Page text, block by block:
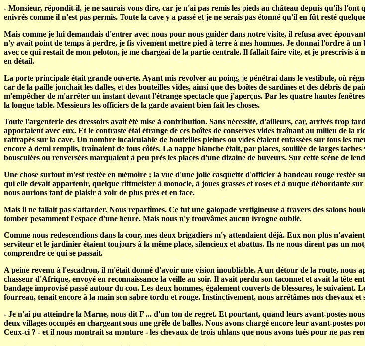
- Monsieur, répondit-il, je ne saurais vous dire, car je n'ai pas remis les pieds au château depuis qu'ils
enivrés comme il n'est pas permis. Toute la cave y a passé et je ne serais pas étonné qu'il en fût resté
Mais comme je lui demandais d'entrer avec nous pour nous guider dans notre visite, il refusa avec
n'y avait point de temps à perdre, je fis vivement mettre pied à terre à mes hommes. Je donnai l'ordre à
avec ce qui restait de mon peloton, je me chargeai de la partie centrale. Il fallait faire vite, et je prescrivis à
en détail.
La porte principale était grande ouverte. Ayant mis revolver au poing, je pénétrai dans le vestibule, où
car de la paille jonchait les dalles, et des bouteilles vides, ainsi que des boîtes de sardines et des débris de
m'empêcher de m'arrêter un instant devant l'étrange spectacle que j'aperçus. Par les quatre hautes
la longue table. Messieurs les officiers de la garde avaient bien fait les choses.
Toute l'argenterie des dressoirs avait été mise à contribution. Sans nécessité, d'ailleurs, car, arrivés trop
apportaient avec eux. Et le contraste étai étrange de ces boîtes de conserves vides traînant au milieu de la
rattrapés sur la cave. Un nombre incalculable de bouteilles pleines ou vides étaient entassées sur tous les
encore à demi remplis, traînaient de tous côtés. La nappe blanche était, par places, souillée de larges
bousculées ou renversées marquaient à peu près les places d'une dizaine de buveurs. Sur cette scène de
Une chose surtout m'est restée en mémoire : la vue d'une jolie casquette d'officier à bandeau rouge
qui elle devait appartenir, quelque rittmeister à monocle, à joues grasses et roses et à nuque débordante
nous aurions tant de plaisir à voir de plus près et en face.
Mais il ne fallait pas s'attarder. Nous repartîmes. Ce fut une galopade vertigineuse à travers des salons
tomber pesamment l'espace d'une heure. Mais nous n'y trouvâmes aucun ivrogne oublié.
Comme nous redescendions dans la cour, mes deux brigadiers m'y attendaient déjà. Eux non plus
serviteur et le jardinier étaient toujours à la même place, silencieux et abattus. Ils ne nous dirent pas un
comprendre ce qui se passait.
A peine revenu à l'escadron, il m'était donné d'avoir une vision inoubliable. A un détour de la route, nous
chasseur d'Afrique, envoyé en reconnaissance la veille au soir. Il avait perdu son taconnet et avait la tête
bandage improvisé passé autour du cou. Les deux hommes, également couverts de blessures, le
fourreau, tenait encore à la main son sabre tordu et rouge. Instinctivement, nous arrêtâmes nos chevaux et
- Je n'ai pu atteindre la Marne, nous dit F ... d'un ton de regret. Et pourtant, quand leurs avant-postes
deux villages occupés en chargeant sous une grêle de balles. Nous avons chargé encore leur avant-postes
Ceux-ci ? - et il nous montrait sa monture - les chevaux de trois uhlans que nous avons tués pour ne pas